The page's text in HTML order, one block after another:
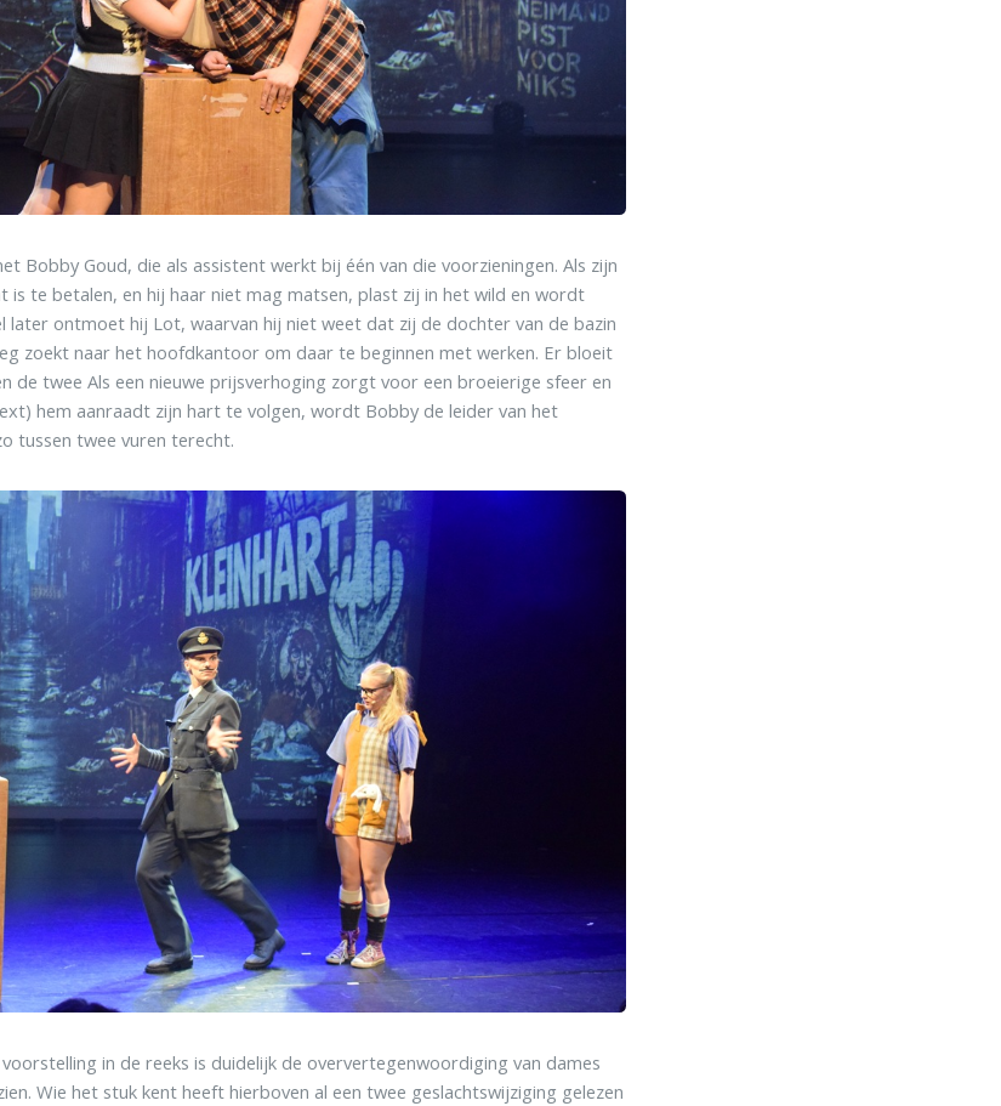
Bobby Goud, die als assistent werkt bij één van die voorzieningen. Als zijn
is te betalen, en hij haar niet mag matsen, plast zij in het wild en wordt
later ontmoet hij Lot, waarvan hij niet weet dat zij de dochter van de bazin
zoekt naar het hoofdkantoor om daar te beginnen met werken. Er bloeit
de twee Als een nieuwe prijsverhoging zorgt voor een broeierige sfeer en
hem aanraadt zijn hart te volgen, wordt Bobby de leider van het
tussen twee vuren terecht.
in de reeks is duidelijk de oververtegenwoordiging van dames
Wie het stuk kent heeft hierboven al een twee geslachtswijziging gelezen